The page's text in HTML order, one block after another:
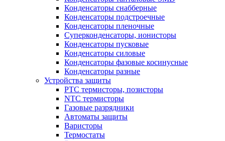
Конденсаторы снабберные
Конденсаторы подстроечные
Конденсаторы пленочные
Суперконденсаторы, ионисторы
Конденсаторы пусковые
Конденсаторы силовые
Конденсаторы фазовые косинусные
Конденсаторы разные
Устройства защиты
PTC термисторы, позисторы
NTC термисторы
Газовые разрядники
Автоматы защиты
Варисторы
Термостаты